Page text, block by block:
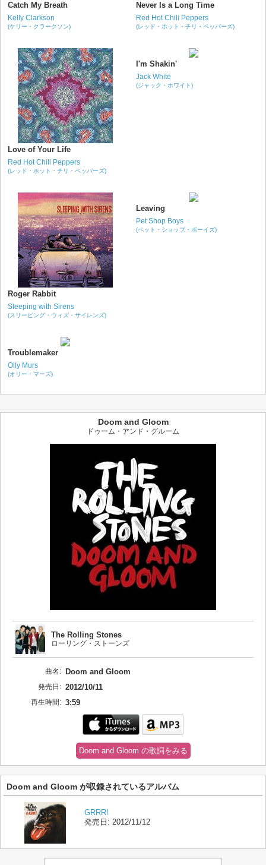
Catch My Breath
Kelly Clarkson
(ケリー・クラークソン)
Never Is a Long Time
Red Hot Chili Peppers
(レッド・ホット・チリ・ペッパーズ)
Love of Your Life
Red Hot Chili Peppers
(レッド・ホット・チリ・ペッパーズ)
I'm Shakin'
Jack White
(ジャック・ホワイト)
Roger Rabbit
Sleeping with Sirens
(スリーピング・ウィズ・サイレンズ)
Leaving
Pet Shop Boys
(ペット・ショップ・ボーイズ)
Troublemaker
Olly Murs
(オリー・マーズ)
Doom and Gloom
ドゥーム・アンド・グルーム
The Rolling Stones
ローリング・ストーンズ
曲名: Doom and Gloom
発売日: 2012/10/11
再生時間: 3:59
Doom and Gloom の歌詞をみる
Doom and Gloom が収録されているアルバム
GRRR!
発売日: 2012/11/12